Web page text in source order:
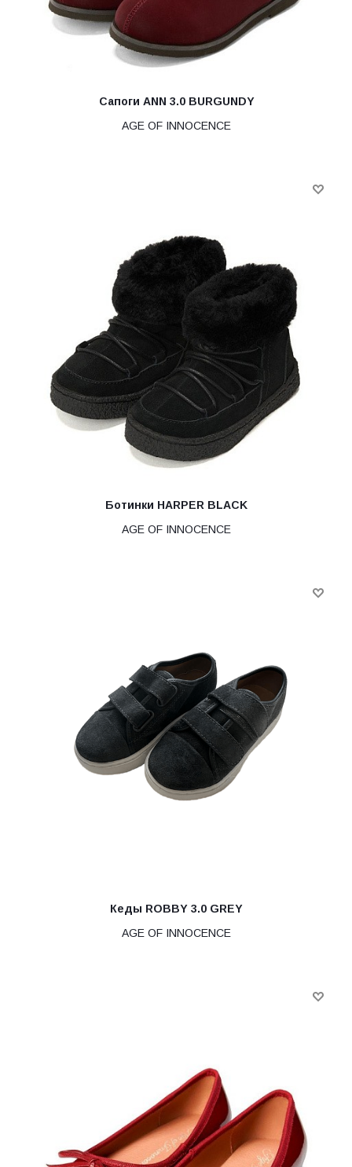
Сапоги ANN 3.0 BURGUNDY
AGE OF INNOCENCE
Ботинки HARPER BLACK
AGE OF INNOCENCE
Кеды ROBBY 3.0 GREY
AGE OF INNOCENCE